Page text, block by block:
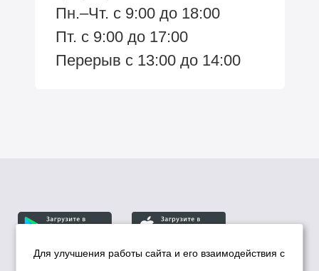
Пн.–Чт. с 9:00 до 18:00
Пт. с 9:00 до 17:00
Перерыв с 13:00 до 14:00
Для улучшения работы сайта и его взаимодействия с